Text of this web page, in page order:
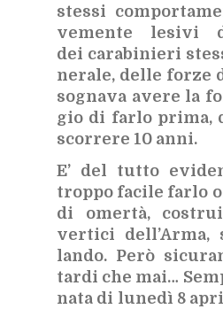
stes­si
ve­men­te le­si­vi
dei ca­ra­bi­nie­ri
ne­ra­le, del­le for­ze
so­gna­va ave­re la
gio di far­lo pri­ma,
scor­re­re 10 anni.
E’ del tut­to
trop­po fa­ci­le far­lo
di omer­tà,
ver­ti­ci
lan­do. Però
tar­di che mai…
na­ta di lu­ne­dì 8